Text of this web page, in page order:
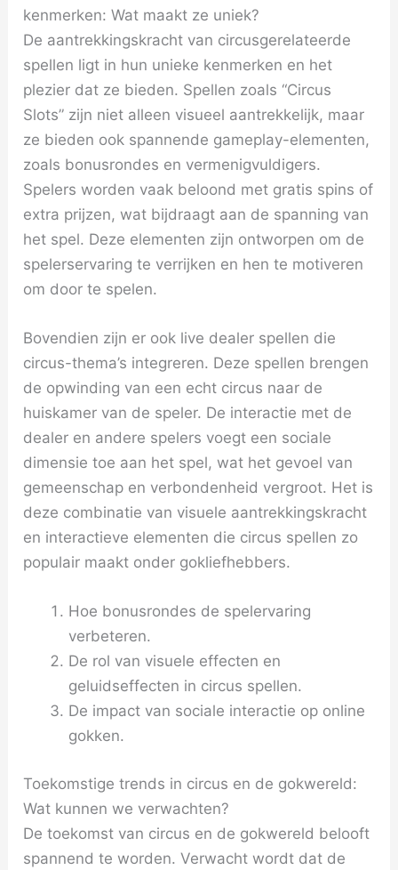
kenmerken: Wat maakt ze uniek?
De aantrekkingskracht van circusgerelateerde
spellen ligt in hun unieke kenmerken en het
plezier dat ze bieden. Spellen zoals “Circus
Slots” zijn niet alleen visueel aantrekkelijk, maar
ze bieden ook spannende gameplay-elementen,
zoals bonusrondes en vermenigvuldigers.
Spelers worden vaak beloond met gratis spins of
extra prijzen, wat bijdraagt aan de spanning van
het spel. Deze elementen zijn ontworpen om de
spelerservaring te verrijken en hen te motiveren
om door te spelen.
Bovendien zijn er ook live dealer spellen die
circus-thema’s integreren. Deze spellen brengen
de opwinding van een echt circus naar de
huiskamer van de speler. De interactie met de
dealer en andere spelers voegt een sociale
dimensie toe aan het spel, wat het gevoel van
gemeenschap en verbondenheid vergroot. Het is
deze combinatie van visuele aantrekkingskracht
en interactieve elementen die circus spellen zo
populair maakt onder gokliefhebbers.
Hoe bonusrondes de spelervaring
verbeteren.
De rol van visuele effecten en
geluidseffecten in circus spellen.
De impact van sociale interactie op online
gokken.
Toekomstige trends in circus en de gokwereld:
Wat kunnen we verwachten?
De toekomst van circus en de gokwereld belooft
spannend te worden. Verwacht wordt dat de